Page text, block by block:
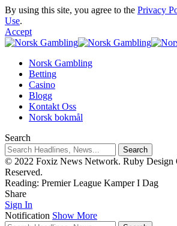
By using this site, you agree to the Privacy
Use.
Accept
Norsk Gambling
Betting
Casino
Blogg
Kontakt Oss
Norsk bokmål
Search
© 2022 Foxiz News Network. Ruby Design
Reserved.
Reading: Premier League Kamper I Dag
Share
Sign In
Notification Show More